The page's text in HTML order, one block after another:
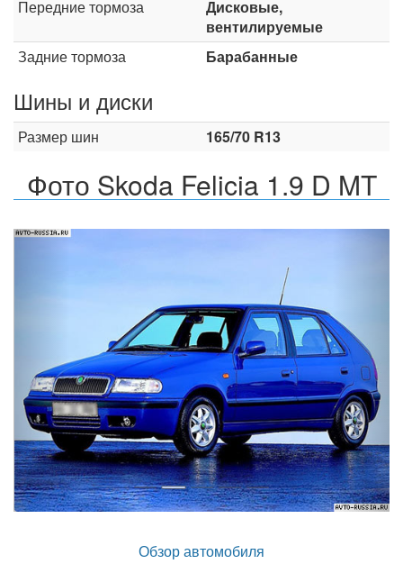
Передние тормоза
Дисковые,
вентилируемые
Задние тормоза
Барабанные
Шины и диски
Размер шин 165/70 R13
Фото Skoda Felicia 1.9 D MT
Назад
Обзор автомобиля